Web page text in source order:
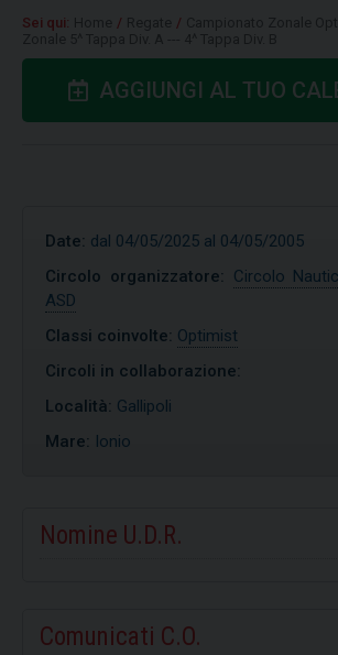
Sei qui: / /
AGGIUNGI AL TUO
Date: dal 04/05/2025 al 04/05/2005
Circolo organizzatore:
Circolo
ASD
Classi coinvolte: Optimist
Circoli in collaborazione:
Località: Gallipoli
Mare:
Ionio
Nomine U.D.R.
Comunicati C.O.